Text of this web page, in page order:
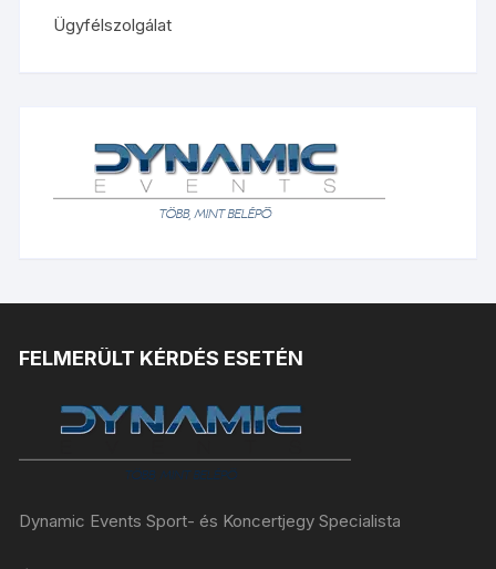
Ügyfélszolgálat
FELMERÜLT KÉRDÉS ESETÉN
Dynamic Events Sport- és Koncertjegy Specialista